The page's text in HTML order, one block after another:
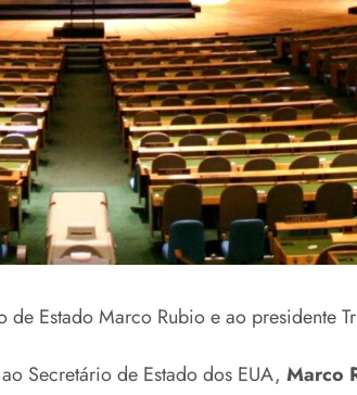
de Estado Marco Rubio e ao presidente
Secretário de Estado dos EUA, Marco